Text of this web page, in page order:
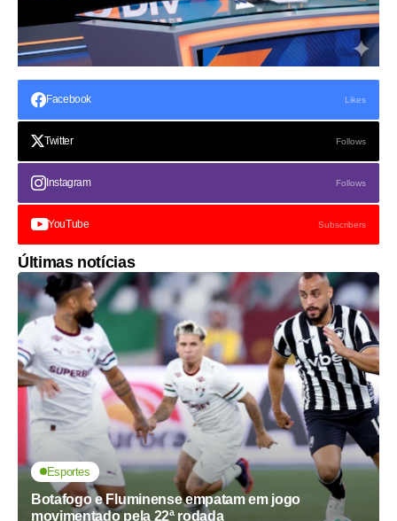
Facebook Likes
Twitter Follows
Instagram Follows
YouTube Subscribers
Últimas notícias
Esportes
Botafogo e Fluminense empatam em jogo
movimentado pela 22ª rodada